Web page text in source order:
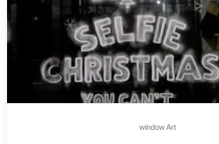
window Art